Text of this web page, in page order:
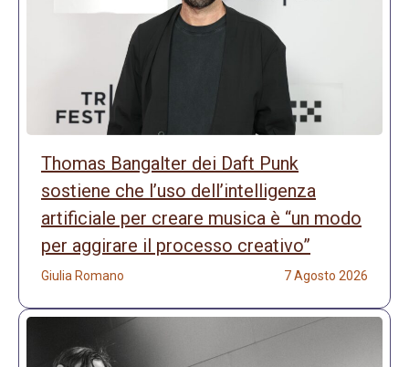
Thomas Bangalter dei Daft Punk
sostiene che l’uso dell’intelligenza
artificiale per creare musica è “un modo
per aggirare il processo creativo”
Giulia Romano 7 Agosto 2026